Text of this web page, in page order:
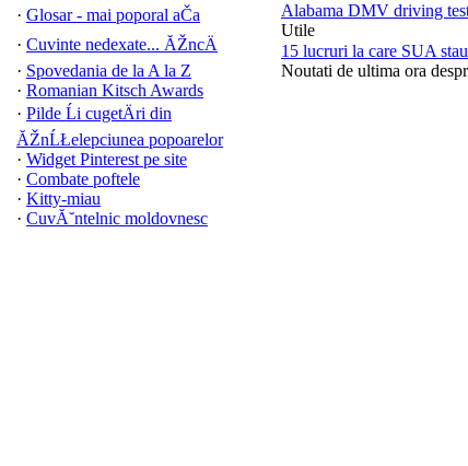
· Glosar - mai poporal aČa
· Cuvinte nedexate... ĂŽncÄ
· Spovedania de la A la Z
· Romanian Kitsch Awards
· Pilde Ĺi cugetÄri din
ĂŽnĹŁelepciunea popoarelor
· Widget Pinterest pe site
· Combate poftele
· Kitty-miau
· CuvĂ˘ntelnic moldovnesc
Alabama DMV driving
Utile
15 lucruri la care SUA
Noutati de ultima ora